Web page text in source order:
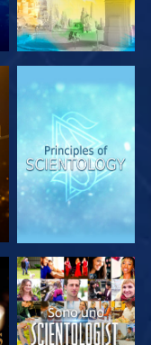
ESPLORA LE
SERIE
GUARDA